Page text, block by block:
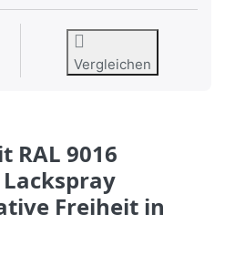
Vergleichen
RAL 9016
Freiheit in